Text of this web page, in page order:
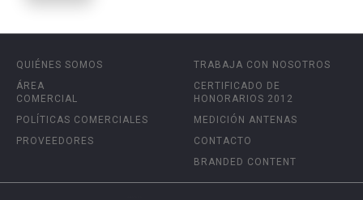
QUIÉNES SOMOS
ÁREA
COMERCIAL
POLÍTICAS COMERCIALES
PROVEEDORES
TRABAJA CON NOSOTROS
CERTIFICADO DE
HONORARIOS 2012
MEDICIÓN ANTENAS
CONTACTO
BRANDED CONTENT